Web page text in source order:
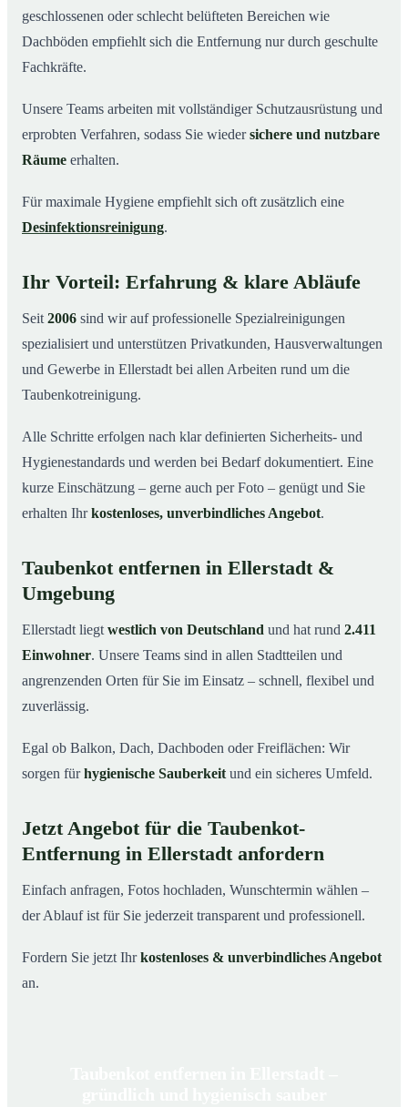
geschlossenen oder schlecht belüfteten Bereichen wie
Dachböden empfiehlt sich die Entfernung nur durch geschulte
Fachkräfte.
Unsere Teams arbeiten mit vollständiger Schutzausrüstung und
erprobten Verfahren, sodass Sie wiedersichere und nutzbare
Räume erhalten.
Für maximale Hygiene empfiehlt sich oft zusätzlich eine
Desinfektionsreinigung.
Ihr Vorteil: Erfahrung & klare Abläufe
Seit 2006 sind wir auf professionelle Spezialreinigungen
spezialisiert und unterstützen Privatkunden, Hausverwaltungen
und Gewerbe in Ellerstadt bei allen Arbeiten rund um die
Taubenkotreinigung.
Alle Schritte erfolgen nach klar definierten Sicherheits- und
Hygienestandards und werden bei Bedarf dokumentiert. Eine
kurze Einschätzung – gerne auch per Foto – genügt und Sie
erhalten Ihrkostenloses, unverbindliches Angebot.
Taubenkot entfernen in Ellerstadt &
Umgebung
Ellerstadt liegt westlich von Deutschland und hat rund 2.411
Einwohner. Unsere Teams sind in allen Stadtteilen und
angrenzenden Orten für Sie im Einsatz – schnell, flexibel und
zuverlässig.
Egal ob Balkon, Dach, Dachboden oder Freiflächen: Wir
sorgen fürhygienische Sauberkeit und ein sicheres Umfeld.
Jetzt Angebot für die Taubenkot-
Entfernung in Ellerstadt anfordern
Einfach anfragen, Fotos hochladen, Wunschtermin wählen –
der Ablauf ist für Sie jederzeit transparent und professionell.
Fordern Sie jetzt Ihrkostenloses & unverbindliches Angebot
an.